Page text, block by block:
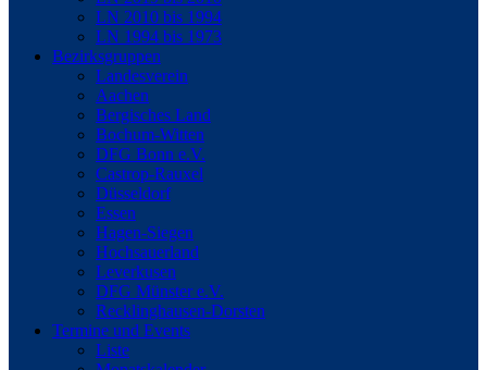
LN 2010 bis 1994
LN 1994 bis 1973
Bezirksgruppen
Landesverein
Aachen
Bergisches Land
Bochum-Witten
DFG Bonn e.V.
Castrop-Rauxel
Düsseldorf
Essen
Hagen-Siegen
Hochsauerland
Leverkusen
DFG Münster e.V.
Recklinghausen-Dorsten
Termine und Events
Liste